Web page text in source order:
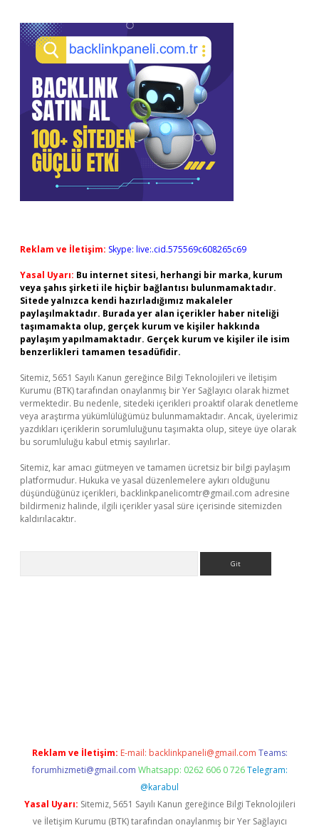
Reklam ve İletişim: Skype: live:.cid.575569c608265c69
Yasal Uyarı: Bu internet sitesi, herhangi bir marka, kurum
veya şahıs şirketi ile hiçbir bağlantısı bulunmamaktadır.
Sitede yalnızca kendi hazırladığımız makaleler
paylaşılmaktadır. Burada yer alan içerikler haber niteliği
taşımamakta olup, gerçek kurum ve kişiler hakkında
paylaşım yapılmamaktadır. Gerçek kurum ve kişiler ile isim
benzerlikleri tamamen tesadüfidir.
Sitemiz, 5651 Sayılı Kanun gereğince Bilgi Teknolojileri ve İletişim
Kurumu (BTK) tarafından onaylanmış bir Yer Sağlayıcı olarak hizmet
vermektedir. Bu nedenle, sitedeki içerikleri proaktif olarak denetleme
veya araştırma yükümlülüğümüz bulunmamaktadır. Ancak, üyelerimiz
yazdıkları içeriklerin sorumluluğunu taşımakta olup, siteye üye olarak
bu sorumluluğu kabul etmiş sayılırlar.
Sitemiz, kar amacı gütmeyen ve tamamen ücretsiz bir bilgi paylaşım
platformudur. Hukuka ve yasal düzenlemelere aykırı olduğunu
düşündüğünüz içerikleri, backlinkpanelicomtr@gmail.com adresine
bildirmeniz halinde, ilgili içerikler yasal süre içerisinde sitemizden
kaldırılacaktır.
Reklam ve İletişim: E-mail: backlinkpaneli@gmail.com Teams:
forumhizmeti@gmail.com Whatsapp: 0262 606 0 726 Telegram:
@karabul
Yasal Uyarı: Sitemiz, 5651 Sayılı Kanun gereğince Bilgi Teknolojileri
ve İletişim Kurumu (BTK) tarafından onaylanmış bir Yer Sağlayıcı